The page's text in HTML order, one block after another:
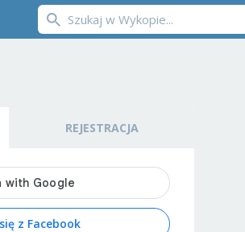
REJESTRACJA
z Facebook